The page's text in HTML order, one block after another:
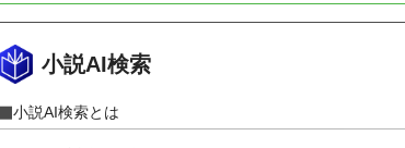
小説AI検索
小説AI検索とは